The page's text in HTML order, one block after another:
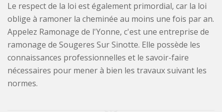
Le respect de la loi est également primordial, car la loi
oblige à ramoner la cheminée au moins une fois par an.
Appelez Ramonage de l'Yonne, c'est une entreprise de
ramonage de Sougeres Sur Sinotte. Elle possède les
connaissances professionnelles et le savoir-faire
nécessaires pour mener à bien les travaux suivant les
normes.